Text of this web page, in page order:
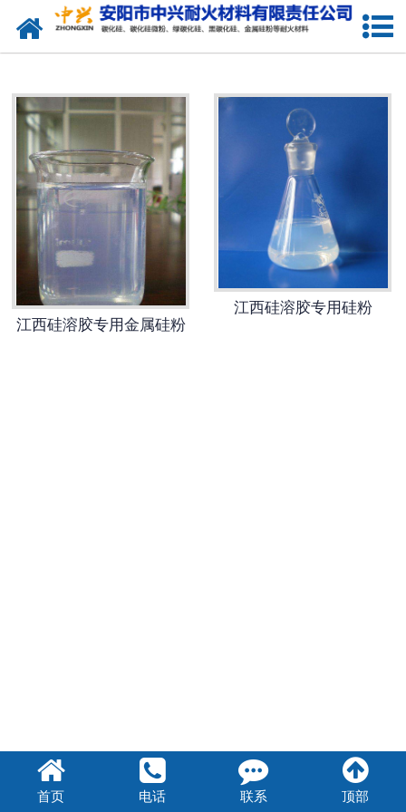
网站首页
江西金属硅粉
江西绿碳化硅微粉
江西碳化硅微粉
江西绿碳化硅
江西黑碳化硅
江西硅溶胶专用金属硅粉
江西硅溶胶专用硅粉
首页 电话 联系 顶部